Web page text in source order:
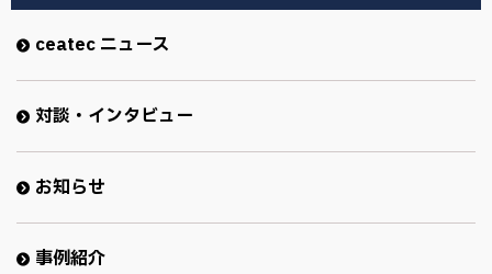
ceatec ニュース
対談・インタビュー
お知らせ
事例紹介